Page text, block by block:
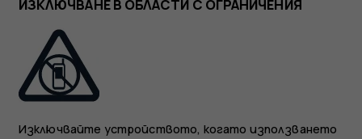
4G
ИЗКЛЮЧВАНЕ В ОБЛАСТИ С ОГРАНИЧЕНИЯ
Изключвайте устройството, когато използването